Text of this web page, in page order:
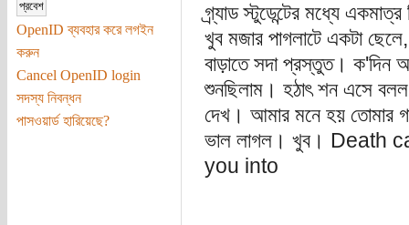
OpenID ব্যবহার করে লগইন
করুন
Cancel OpenID login
সদস্য নিবন্ধন
পাসওয়ার্ড হারিয়েছে?
গ্র্যাড স্টুডেন্টের মধ্যে
খুব মজার পাগলাটে একটা
বাড়াতে সদা প্রস্তুত। ক'দিন
শুনছিলাম। হঠাৎ শন এসে
দেখ। আমার মনে হয় তোমার
ভাল লাগল। খুব। Death
you into